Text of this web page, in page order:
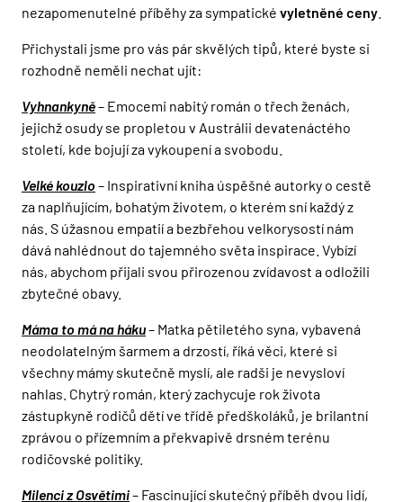
nezapomenutelné příběhy za sympatické vyletněné ceny
Přichystali jsme pro vás pár skvělých tipů, které byste si
rozhodně neměli nechat ujít:
Vyhnankyně– Emocemi nabitý román o třech ženách,
jejichž osudy se propletou v Austrálii devatenáctého
století, kde bojují za vykoupení a svobodu.
Velké kouzlo– Inspirativní kniha úspěšné autorky o cestě
za naplňujícím, bohatým životem, o kterém sní každý z
nás. S úžasnou empatií a bezbřehou velkorysostí nám
dává nahlédnout do tajemného světa inspirace. Vybízí
nás, abychom přijali svou přirozenou zvídavost a odložili
zbytečné obavy.
Máma to má na háku– Matka pětiletého syna, vybavená
neodolatelným šarmem a drzostí, říká věci, které si
všechny mámy skutečně myslí, ale radši je nevysloví
nahlas. Chytrý román, který zachycuje rok života
zástupkyně rodičů dětí ve třídě předškoláků, je brilantní
zprávou o přízemním a překvapivě drsném terénu
rodičovské politiky.
Milenci z Osvětimi– Fascinující skutečný příběh dvou lidí,